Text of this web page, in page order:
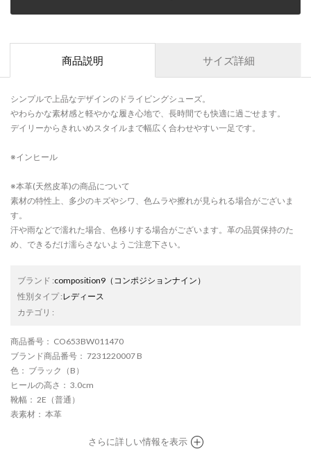
商品説明 サイズ詳細
シンプルで上品なデザインのドライビングシューズ。
やわらかな素材感と軽やかな履き心地で、長時間でも快適に過ごせます。
デイリーからきれいめスタイルまで幅広く合わせやすい一足です。
※インヒール
※本革(天然皮革)の商品について
素材の特性上、多少のキズやシワ、色ムラや擦れが見られる場合がございま
す。
汗や雨などで濡れた場合、色移りする場合がございます。革の品質保持のた
め、できるだけ濡らさないようご注意下さい。
ブランド :composition9 （コンポジションナイン）
性別タイプ:レディース
カテゴリ :
商品番号 ： CO653BW011470
ブランド商品番号 ： 7231220007 B
色 ： ブラック（B）
ヒールの高さ ： 3.0cm
靴幅 ： 2E（普通）
表素材 ： 本革
さらに詳しい情報を表示